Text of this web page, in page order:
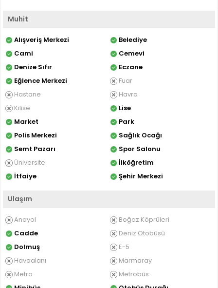
Muhit
Alışveriş Merkezi
Belediye
Cami
Cemevi
Denize Sıfır
Eczane
Eğlence Merkezi
Fuar
Hastane
Havra
Kilise
Lise
Market
Park
Polis Merkezi
Sağlık Ocağı
Semt Pazarı
Spor Salonu
Üniversite
İlköğretim
İtfaiye
Şehir Merkezi
Ulaşım
Anayol
Boğaz Köprüleri
Cadde
Deniz Otobüsü
Dolmuş
E-5
Havaalanı
Marmaray
Metro
Metrobüs